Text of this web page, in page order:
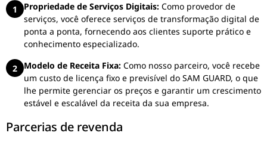
1 Propriedade de Serviços Digitais: Como provedor de
serviços, você oferece serviços de transformação digital de
ponta a ponta, fornecendo aos clientes suporte prático e
conhecimento especializado.
2 Modelo de Receita Fixa: Como nosso parceiro, você recebe
um custo de licença fixo e previsível do SAM GUARD, o que
lhe permite gerenciar os preços e garantir um crescimento
estável e escalável da receita da sua empresa.
Parcerias de revenda